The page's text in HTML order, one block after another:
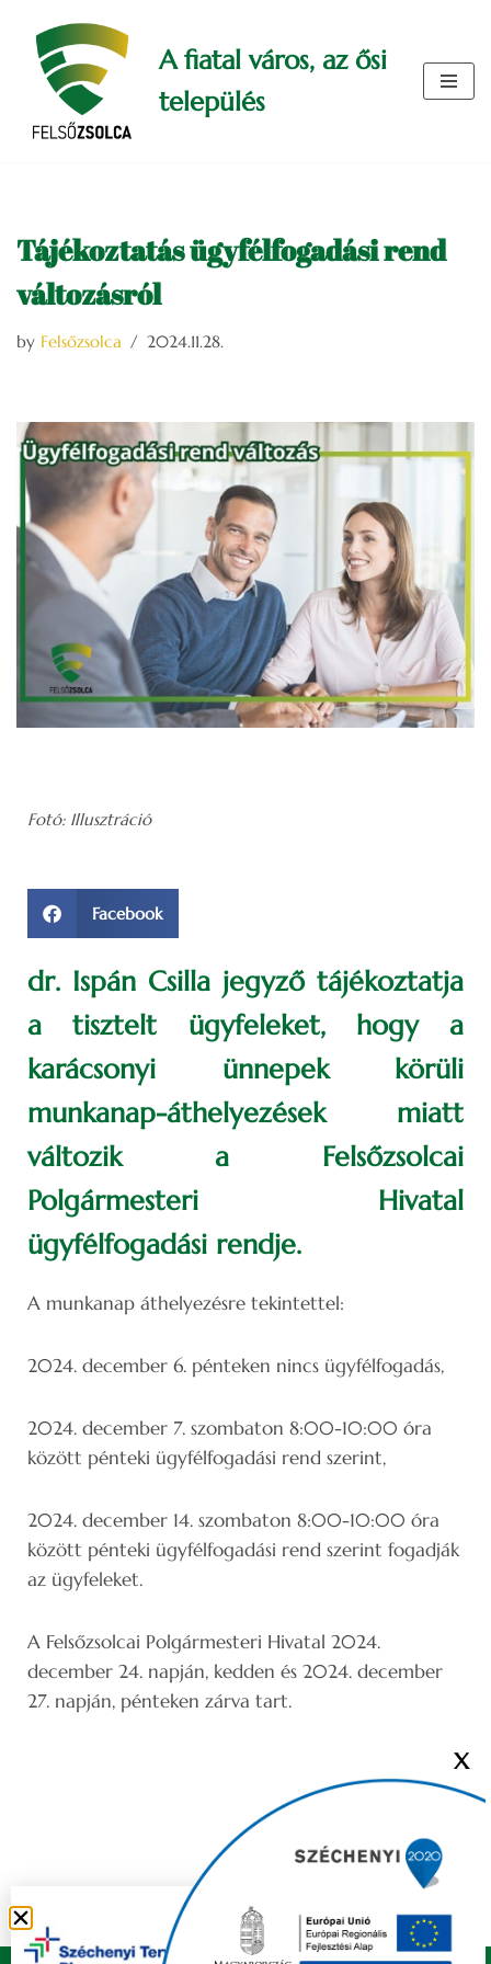
Skip
content
A fiatal város, az ősi
település
Tájékoztatás ügyfélfogadási rend
változásról
by Felsőzsolca 2024.11.28.
Fotó: Illusztráció
Facebook
dr. Ispán Csilla jegyző tájékoztatja
a tisztelt ügyfeleket, hogy a
karácsonyi ünnepek körüli
munkanap-áthelyezések miatt
változik a Felsőzsolcai
Polgármesteri Hivatal
ügyfélfogadási rendje.
A munkanap áthelyezésre tekintettel:
2024. december 6. pénteken nincs ügyfélfogadás,
2024. december 7. szombaton 8:00-10:00 óra
között pénteki ügyfélfogadási rend szerint,
2024. december 14. szombaton 8:00-10:00 óra
között pénteki ügyfélfogadási rend szerint fogadják
az ügyfeleket.
A Felsőzsolcai Polgármesteri Hivatal 2024.
december 24. napján, kedden és 2024. december
27. napján, pénteken zárva tart.
X